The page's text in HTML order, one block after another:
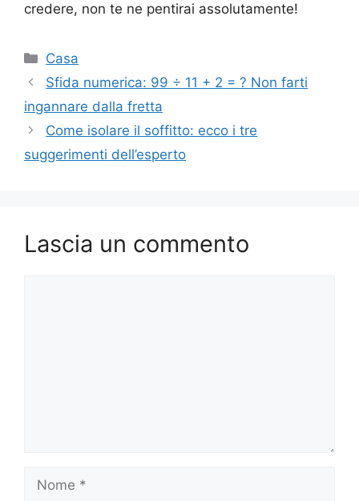
credere, non te ne pentirai assolutamente!
Categorie
Casa
Sfida numerica: 99 ÷ 11 + 2 = ? Non farti
ingannare dalla fretta
Come isolare il soffitto: ecco i tre
suggerimenti dell’esperto
Lascia un commento